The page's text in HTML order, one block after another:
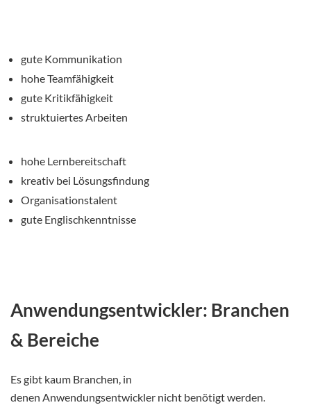
gute Kommunikation
hohe Teamfähigkeit
gute Kritikfähigkeit
struktuiertes Arbeiten
hohe Lernbereitschaft
kreativ bei Lösungsfindung
Organisationstalent
gute Englischkenntnisse
Anwendungsentwickler: Branchen
& Bereiche
Es gibt kaum Branchen, in
denen Anwendungsentwickler nicht benötigt werden.